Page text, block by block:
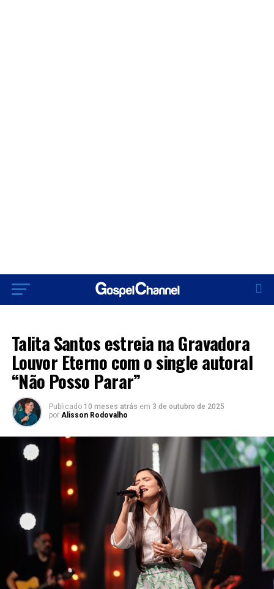
Talita Santos estreia na Gravadora
Louvor Eterno com o single autoral
“Não Posso Parar”
Publicado 10 meses atrás em 3 de outubro de 2025
por Alisson Rodovalho